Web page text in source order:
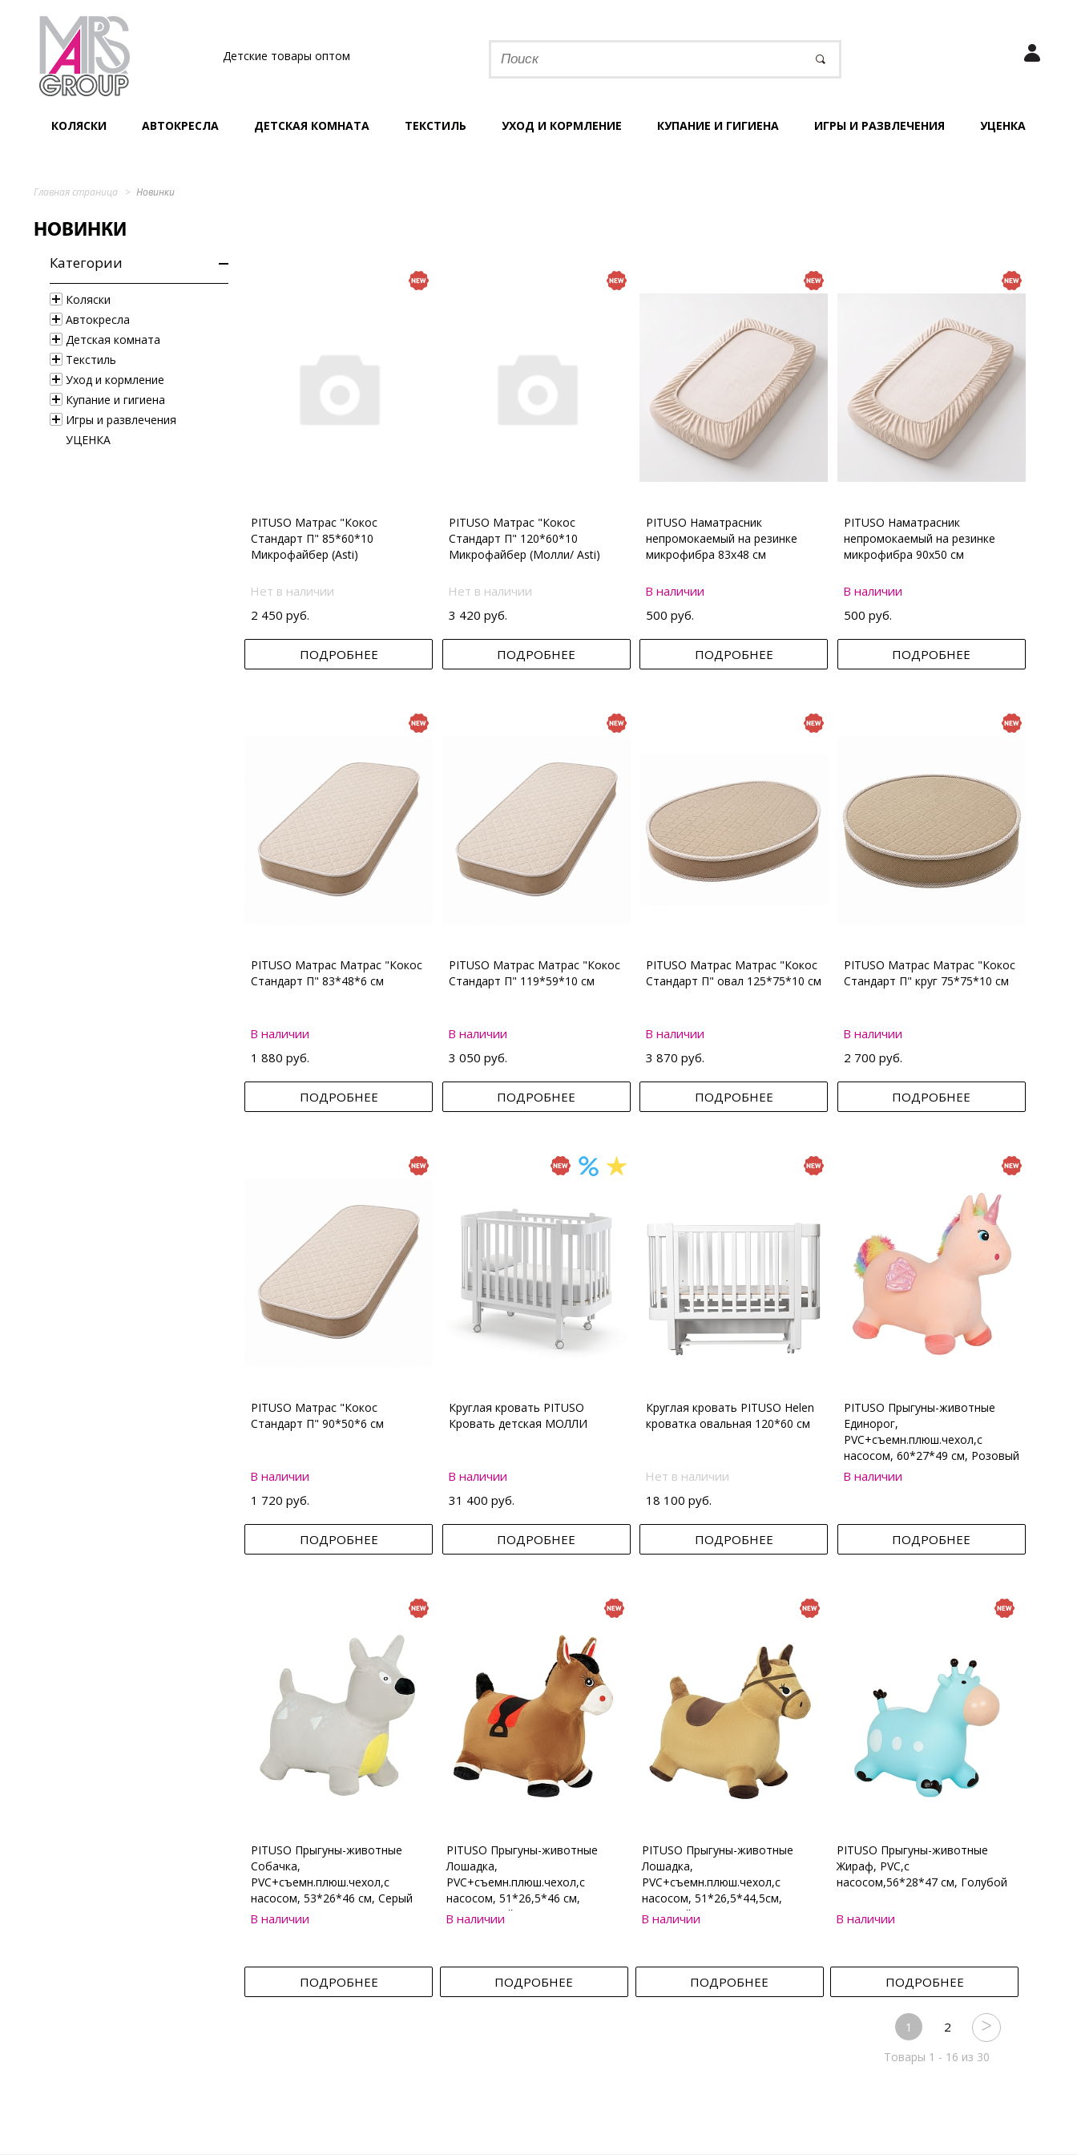
Детские товары оптом
КОЛЯСКИ АВТОКРЕСЛА ДЕТСКАЯ КОМНАТА ТЕКСТИЛЬ УХОД И КОРМЛЕНИЕ КУПАНИЕ И ГИГИЕНА ИГРЫ И РАЗВЛЕЧЕНИЯ УЦЕНКА
Главная страница Новинки
НОВИНКИ
Категории
Коляски
Автокресла
Детская комната
Текстиль
Уход и кормление
Купание и гигиена
Игры и развлечения
УЦЕНКА
PITUSO Матрас "Кокос
Стандарт П" 85*60*10
Микрофайбер (Asti)
Нет в наличии
2 450 руб.
ПОДРОБНЕЕ
PITUSO Матрас "Кокос
Стандарт П" 120*60*10
Микрофайбер (Молли/ Asti)
Нет в наличии
3 420 руб.
ПОДРОБНЕЕ
PITUSO Наматрасник
непромокаемый на резинке
микрофибра 83х48 см
В наличии
500 руб.
ПОДРОБНЕЕ
PITUSO Наматрасник
непромокаемый на резинке
микрофибра 90х50 см
В наличии
500 руб.
ПОДРОБНЕЕ
PITUSO Матрас Матрас "Кокос
Стандарт П" 83*48*6 см
В наличии
1 880 руб.
ПОДРОБНЕЕ
PITUSO Матрас Матрас "Кокос
Стандарт П" 119*59*10 см
В наличии
3 050 руб.
ПОДРОБНЕЕ
PITUSO Матрас Матрас "Кокос
Стандарт П" овал 125*75*10 см
В наличии
3 870 руб.
ПОДРОБНЕЕ
PITUSO Матрас Матрас "Кокос
Стандарт П" круг 75*75*10 см
В наличии
2 700 руб.
ПОДРОБНЕЕ
PITUSO Матрас "Кокос
Стандарт П" 90*50*6 см
В наличии
1 720 руб.
ПОДРОБНЕЕ
Круглая кровать PITUSO
Кровать детская МОЛЛИ
В наличии
31 400 руб.
ПОДРОБНЕЕ
Круглая кровать PITUSO Helen
кроватка овальная 120*60 см
Нет в наличии
18 100 руб.
ПОДРОБНЕЕ
PITUSO Прыгуны-животные
Единорог,
PVC+съемн.плюш.чехол,с
насосом, 60*27*49 см, Розовый
В наличии
ПОДРОБНЕЕ
PITUSO Прыгуны-животные
Собачка,
PVC+съемн.плюш.чехол,с
насосом, 53*26*46 см, Серый
В наличии
ПОДРОБНЕЕ
PITUSO Прыгуны-животные
Лошадка,
PVC+съемн.плюш.чехол,с
насосом, 51*26,5*46 см,
Коричневый
В наличии
ПОДРОБНЕЕ
PITUSO Прыгуны-животные
Лошадка,
PVC+съемн.плюш.чехол,с
насосом, 51*26,5*44,5см,
Бежевый
В наличии
ПОДРОБНЕЕ
PITUSO Прыгуны-животные
Жираф, PVC,с
насосом,56*28*47 см, Голубой
В наличии
ПОДРОБНЕЕ
1 2
Товары 1 - 16 из 30